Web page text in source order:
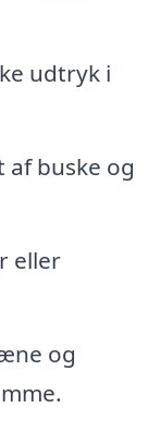
udtryk i
buske og
eller
og